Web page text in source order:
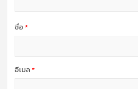
ชื่อ*
อีเมล*